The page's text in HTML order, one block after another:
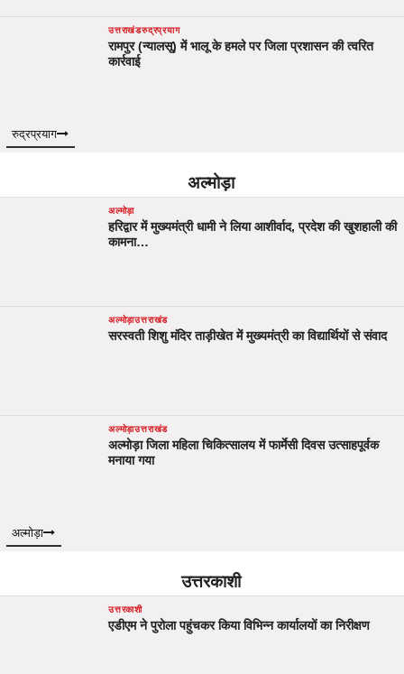
उत्तराखंडरुद्रप्रयाग
रामपुर (न्यालसू) में भालू के हमले पर जिला प्रशासन की त्वरित
कार्रवाई
रुद्रप्रयाग
अल्मोड़ा
अल्मोड़ा
हरिद्वार में मुख्यमंत्री धामी ने लिया आशीर्वाद, प्रदेश की खुशहाली की
कामना…
अल्मोड़ाउत्तराखंड
सरस्वती शिशु मंदिर ताड़ीखेत में मुख्यमंत्री का विद्यार्थियों से संवाद
अल्मोड़ाउत्तराखंड
अल्मोड़ा जिला महिला चिकित्सालय में फार्मेसी दिवस उत्साहपूर्वक
मनाया गया
अल्मोड़ा
उत्तरकाशी
उत्तरकाशी
एडीएम ने पुरोला पहुंचकर किया विभिन्न कार्यालयों का निरीक्षण